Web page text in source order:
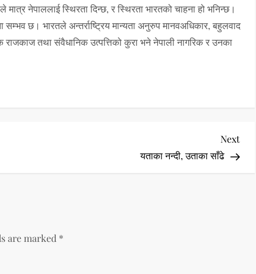
नेपाललाई स्थिरता दिन्छ, र स्थिरता भारतको चाहना हो भनिन्छ।
सम्भव छ। भारतले अन्तर्राष्ट्रिय मान्यता अनुरुप मानवअधिकार, बहुलवाद
राजकाज तथा संवैधानिक उत्पत्तिको कुरा भने नेपाली नागरिक र उनका
Next
Post
Next
यताका नन्दी, उताका साँढे
are marked *